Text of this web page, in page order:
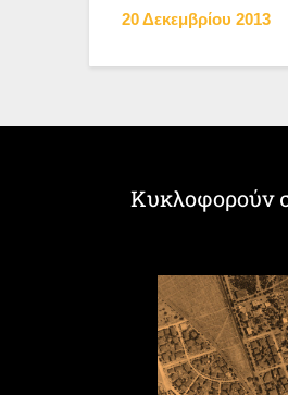
20 Δεκεμβρίου 2013
Κυκλοφορούν